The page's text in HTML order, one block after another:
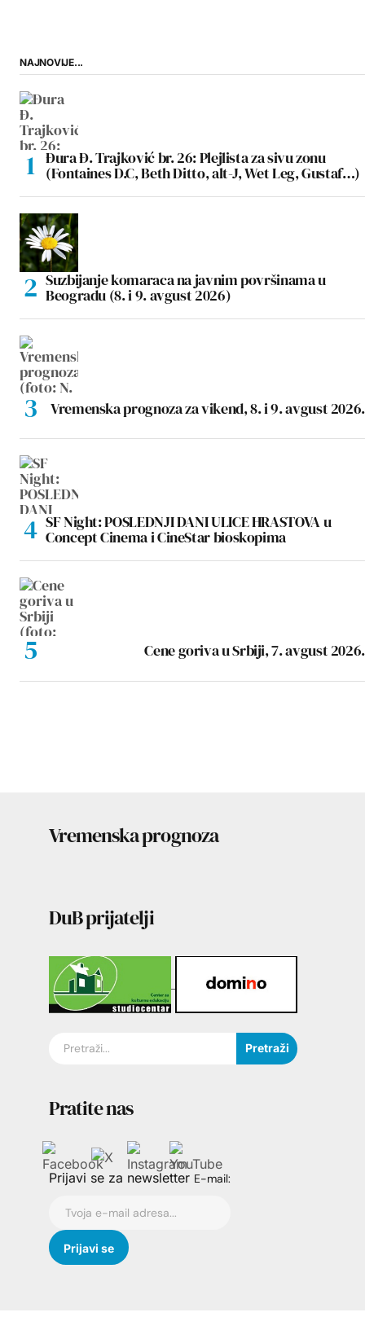
NAJNOVIJE...
Đura Đ. Trajković br. 26: Plejlista za sivu zonu
(Fontaines D.C, Beth Ditto, alt-J, Wet Leg, Gustaf…)
Suzbijanje komaraca na javnim površinama u
Beogradu (8. i 9. avgust 2026)
Vremenska prognoza za vikend, 8. i 9. avgust 2026.
SF Night: POSLEDNJI DANI ULICE HRASTOVA u
Concept Cinema i CineStar bioskopima
Cene goriva u Srbiji, 7. avgust 2026.
Vremenska prognoza
DuB prijatelji
Pretraži
Pratite nas
Prijavi se za newsletter E-mail: